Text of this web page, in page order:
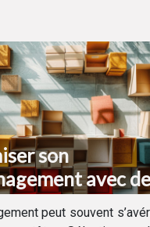
son
avec
adaptés à
peut souvent